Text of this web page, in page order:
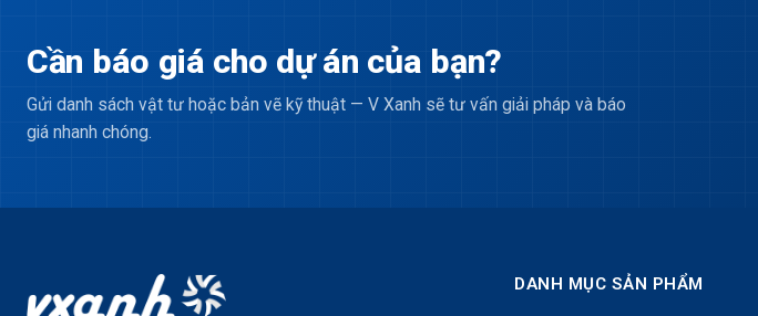
Cần báo giá cho dự án của bạn?
Gửi danh sách vật tư hoặc bản vẽ kỹ thuật — V Xanh sẽ tư vấn giải pháp và báo
giá nhanh chóng.
DANH MỤC SẢN PHẨM